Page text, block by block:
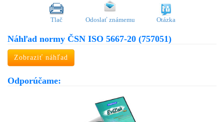
Tlač Odoslať známemu Otázka
Náhľad normy ČSN ISO 5667-20 (757051)
Zobraziť náhľad
Odporúčame: